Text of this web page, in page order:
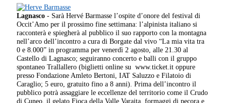
Lagnasco - Sarà Hervé Barmasse l’ospite d’onore del festival di
Occit’Amo per il prossimo fine settimana: l’alpinista italiano si
racconterà e spiegherà al pubblico il suo rapporto con la montagna
nell’arco dell’incontro a cura di Borgate dal vivo “La mia vita tra
0 e 8.000” in programma per venerdì 2 agosto, alle 21.30 al
Castello di Lagnasco; seguiranno concerto e balli con il gruppo
spontaneo Trallallero (biglietti online su www.ticket.it oppure
presso Fondazione Amleto Bertoni, IAT Saluzzo e Filatoio di
Caraglio; 5 euro, gratuito fino a 8 anni). Prima dell’incontro il
pubblico potrà assaggiare le eccellenze del territorio come il Crudo
di Cuneo, il gelato Fioca della Valle Varaita, formaggi di pecora e